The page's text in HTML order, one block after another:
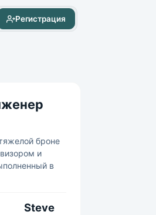
Регистрация
броне
и
в
Steve